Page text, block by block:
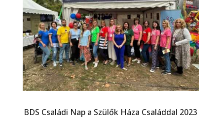
BDS Családi Nap a Szülők Háza Családdal 2023